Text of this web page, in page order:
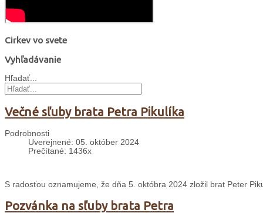
Cirkev vo svete
Vyhľadávanie
Hľadať...
Večné sľuby brata Petra Pikulíka
Podrobnosti
Uverejnené: 05. október 2024
Prečítané: 1436x
S radosťou oznamujeme, že dňa 5. októbra 2024 zložil brat Peter
Pozvánka na sľuby brata Petra